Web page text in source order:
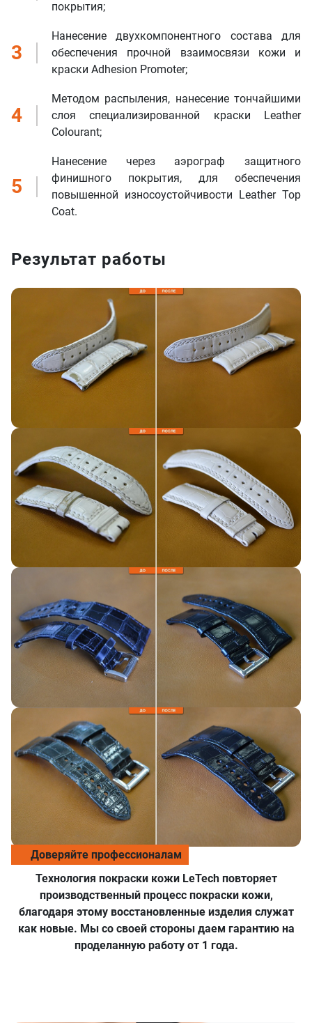
покрытия;
3
Нанесение двухкомпонентного состава для
обеспечения прочной взаимосвязи кожи и
краски Adhesion Promoter;
4
Методом распыления, нанесение тончайшими
слоя специализированной краски Leather
Colourant;
5
Нанесение через аэрограф защитного
финишного покрытия, для обеспечения
повышенной износоустойчивости Leather Top
Coat.
Результат работы
Доверяйте профессионалам
Технология покраски кожи LeTech повторяет
производственный процесс покраски кожи,
благодаря этому восстановленные изделия служат
как новые. Мы со своей стороны даем гарантию на
проделанную работу от 1 года.